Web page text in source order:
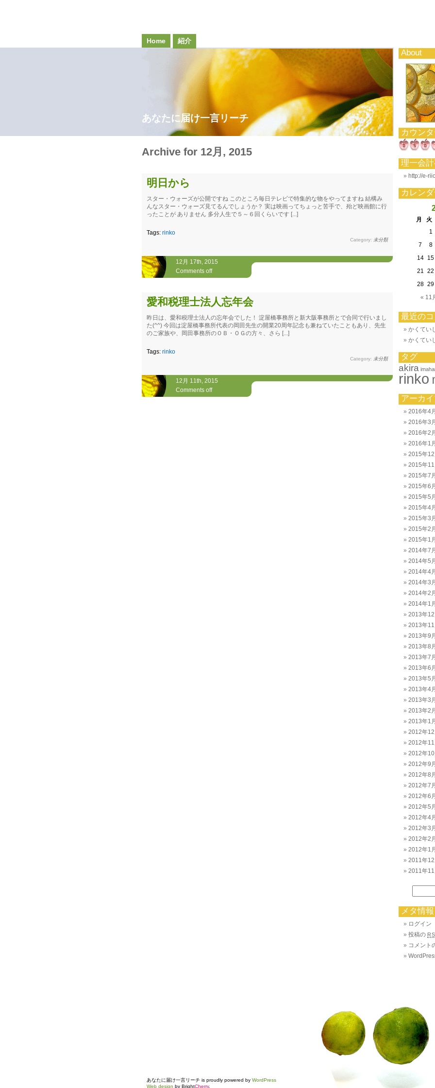
Home 紹介
あなたに届け一言リーチ
Archive for 12月, 2015
明日から
スター・ウォーズが公開ですね このところ毎日テレビで特集的な物をやってますね 結構み
んなスター・ウォーズ見てるんでしょうか？ 実は映画ってちょっと苦手で、殆ど映画館に行
ったことが ありません 多分人生で５～６回くらいです [...]
Tags: rinko
Category: 未分類
12月 17th, 2015
Comments off
愛和税理士法人忘年会
昨日は、愛和税理士法人の忘年会でした！ 淀屋橋事務所と新大阪事務所とで合同で行いまし
た(^^) 今回は淀屋橋事務所代表の岡田先生の開業20周年記念も兼ねていたこともあり、先生
のご家族や、岡田事務所のＯＢ・ＯＧの方々、さら [...]
Tags: rinko
Category: 未分類
12月 11th, 2015
Comments off
About
カウン
理一会
http://e-
カレン
月 火
« 11
1
7
8
14
15
21 22
28 29
最近のコ
かくてい
かくてい
タグ
akira
rinko
アーカ
2016年4月
2016年3月
2016年2月
2016年1月
2015年12
2015年11
2015年7月
2015年6月
2015年5月
2015年4月
2015年3月
2015年2月
2015年1月
2014年7月
2014年5月
2014年4月
2014年3月
2014年2月
2014年1月
2013年12
2013年11
2013年9月
2013年8月
2013年7月
2013年6月
2013年5月
2013年4月
2013年3月
2013年2月
2013年1月
2012年12
2012年11
2012年10
2012年9月
2012年8月
2012年7月
2012年6月
2012年5月
2012年4月
2012年3月
2012年2月
2012年1月
2011年12
2011年11
メタ情報
ログイン
投稿の
コメント
あなたに届け一言リーチ is proudly powered by WordPress
Web design by BrightCherry.